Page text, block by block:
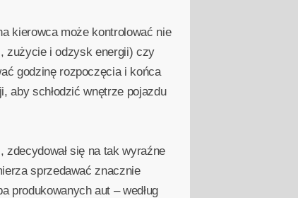
kierowca może kontrolować nie
zużycie i odzysk energii) czy
godzinę rozpoczęcia i końca
aby schłodzić wnętrze pojazdu
się na tak wyraźne
sprzedawać znacznie
produkowanych aut – według